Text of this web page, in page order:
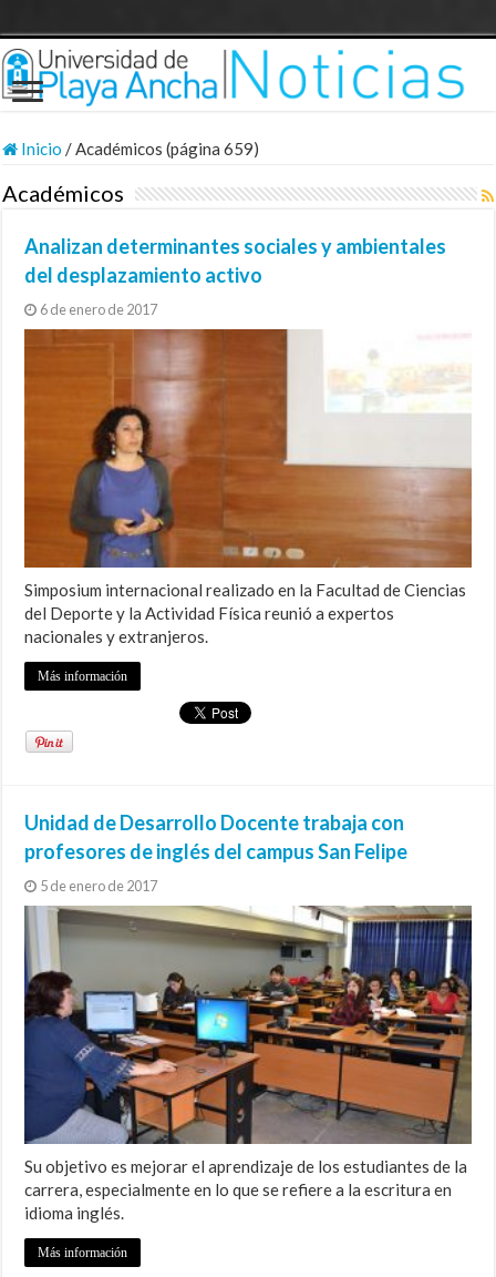
Inicio /Académicos (página 659)
Académicos
Analizan determinantes sociales y ambientales
del desplazamiento activo
6 de enero de 2017
Simposium internacional realizado en la Facultad de Ciencias
del Deporte y la Actividad Física reunió a expertos
nacionales y extranjeros.
Más información
Unidad de Desarrollo Docente trabaja con
profesores de inglés del campus San Felipe
5 de enero de 2017
Su objetivo es mejorar el aprendizaje de los estudiantes de la
carrera, especialmente en lo que se refiere a la escritura en
idioma inglés.
Más información